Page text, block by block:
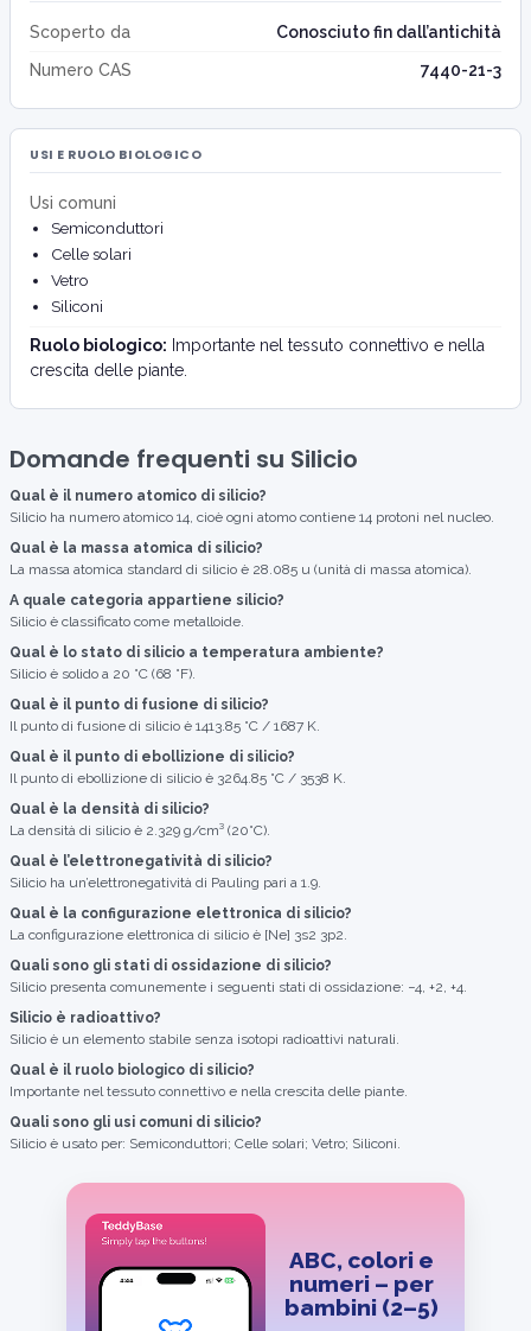
Scoperto da
Conosciuto fin dall’antichità
Numero CAS
7440-21-3
USI E RUOLO BIOLOGICO
Usi comuni
Semiconduttori
Celle solari
Vetro
Siliconi
Ruolo biologico: Importante nel tessuto connettivo e nella
crescita delle piante.
Domande frequenti su Silicio
Qual è il numero atomico di silicio?
Silicio ha numero atomico 14, cioè ogni atomo contiene 14 protoni nel nucleo.
Qual è la massa atomica di silicio?
La massa atomica standard di silicio è 28.085 u (unità di massa atomica).
A quale categoria appartiene silicio?
Silicio è classificato come metalloide.
Qual è lo stato di silicio a temperatura ambiente?
Silicio è solido a 20 °C (68 °F).
Qual è il punto di fusione di silicio?
Il punto di fusione di silicio è 1413.85 °C / 1687 K.
Qual è il punto di ebollizione di silicio?
Il punto di ebollizione di silicio è 3264.85 °C / 3538 K.
Qual è la densità di silicio?
La densità di silicio è 2.329 g/cm³ (20°C).
Qual è l’elettronegatività di silicio?
Silicio ha un’elettronegatività di Pauling pari a 1.9.
Qual è la configurazione elettronica di silicio?
La configurazione elettronica di silicio è [Ne] 3s2 3p2.
Quali sono gli stati di ossidazione di silicio?
Silicio presenta comunemente i seguenti stati di ossidazione: −4, +2, +4.
Silicio è radioattivo?
Silicio è un elemento stabile senza isotopi radioattivi naturali.
Qual è il ruolo biologico di silicio?
Importante nel tessuto connettivo e nella crescita delle piante.
Quali sono gli usi comuni di silicio?
Silicio è usato per: Semiconduttori; Celle solari; Vetro; Siliconi.
ABC, colori e
numeri – per
bambini (2–5)